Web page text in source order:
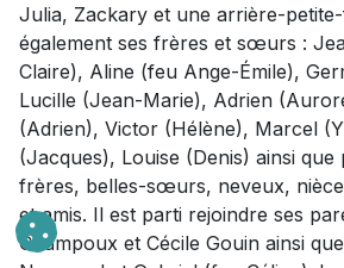
Julia, Zackary et une arrière-
également ses frères et sœurs :
Claire), Aline (feu Ange-Émile),
Lucille (Jean-Marie), Adrien
(Adrien), Victor (Hélène), Marcel
(Jacques), Louise (Denis) ainsi
frères, belles-sœurs, neveux,
et amis. Il est parti rejoindre ses
Champoux et Cécile Gouin ainsi